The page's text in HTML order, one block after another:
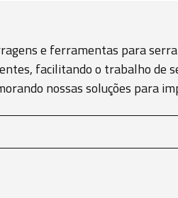
e ferramentas para
facilitando o trabalho de
nossas soluções para